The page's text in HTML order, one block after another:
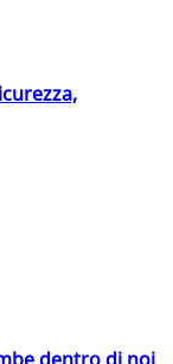
dentro di noi